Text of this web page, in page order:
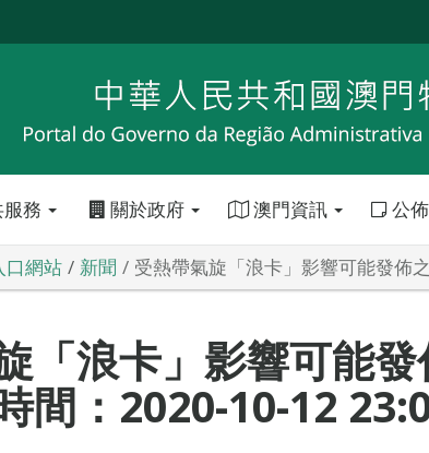
務 關於政府 澳門資訊 公
口網站 新聞 受熱帶氣旋「浪卡」影響可能發佈
「浪卡」影響可能
間：2020-10-12